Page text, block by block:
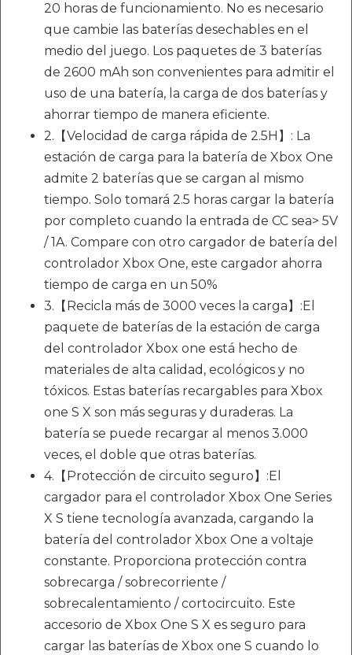
20 horas de funcionamiento. No es necesario
que cambie las baterías desechables en el
medio del juego. Los paquetes de 3 baterías
de 2600 mAh son convenientes para admitir el
uso de una batería, la carga de dos baterías y
ahorrar tiempo de manera eficiente.
2.【Velocidad de carga rápida de 2.5H】: La
estación de carga para la batería de Xbox One
admite 2 baterías que se cargan al mismo
tiempo. Solo tomará 2.5 horas cargar la batería
por completo cuando la entrada de CC sea> 5V
/ 1A. Compare con otro cargador de batería del
controlador Xbox One, este cargador ahorra
tiempo de carga en un 50%
3.【Recicla más de 3000 veces la carga】:El
paquete de baterías de la estación de carga
del controlador Xbox one está hecho de
materiales de alta calidad, ecológicos y no
tóxicos. Estas baterías recargables para Xbox
one S X son más seguras y duraderas. La
batería se puede recargar al menos 3.000
veces, el doble que otras baterías.
4.【Protección de circuito seguro】:El
cargador para el controlador Xbox One Series
X S tiene tecnología avanzada, cargando la
batería del controlador Xbox One a voltaje
constante. Proporciona protección contra
sobrecarga / sobrecorriente /
sobrecalentamiento / cortocircuito. Este
accesorio de Xbox One S X es seguro para
cargar las baterías de Xbox one S cuando lo